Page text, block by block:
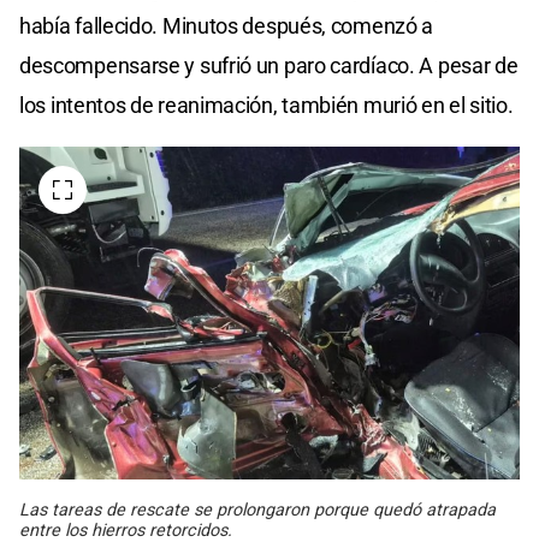
había fallecido. Minutos después, comenzó a
descompensarse y sufrió un paro cardíaco. A pesar de
los intentos de reanimación, también murió en el sitio.
Las tareas de rescate se prolongaron porque quedó atrapada
entre los hierros retorcidos.